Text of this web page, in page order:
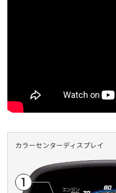
カラーセンターディスプレイ